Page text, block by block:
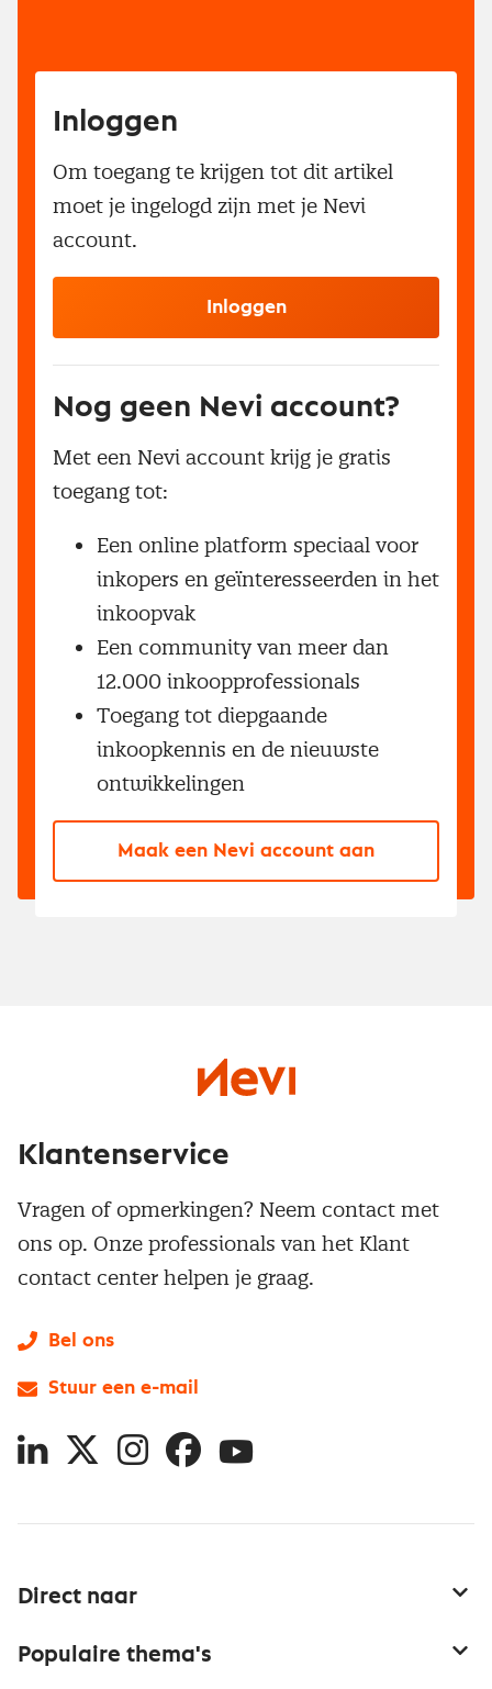
Inloggen
Om toegang te krijgen tot dit artikel
moet je ingelogd zijn met je Nevi
account.
Inloggen
Nog geen Nevi account?
Met een Nevi account krijg je gratis
toegang tot:
Een online platform speciaal voor
inkopers en geïnteresseerden in het
inkoopvak
Een community van meer dan
12.000 inkoopprofessionals
Toegang tot diepgaande
inkoopkennis en de nieuwste
ontwikkelingen
Maak een Nevi account aan
Direct naar
Populaire thema's
Klantenservice
Vragen of opmerkingen? Neem contact met
ons op. Onze professionals van het Klant
contact center helpen je graag.
Bel ons
Stuur een e-mail
LinkedIn
X InstagramFacebookYouTube